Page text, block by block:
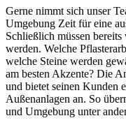
Gerne nimmt sich unser
Umgebung Zeit für eine
Schließlich müssen
werden. Welche
welche Steine werden
am besten Akzente? Die
und bietet seinen Kunden
Außenanlagen an. So
und Umgebung unter